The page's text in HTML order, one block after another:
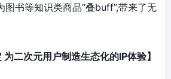
图书等知识类商品“叠buff”,带来了无
为二次元用户制造生态化的IP体验】